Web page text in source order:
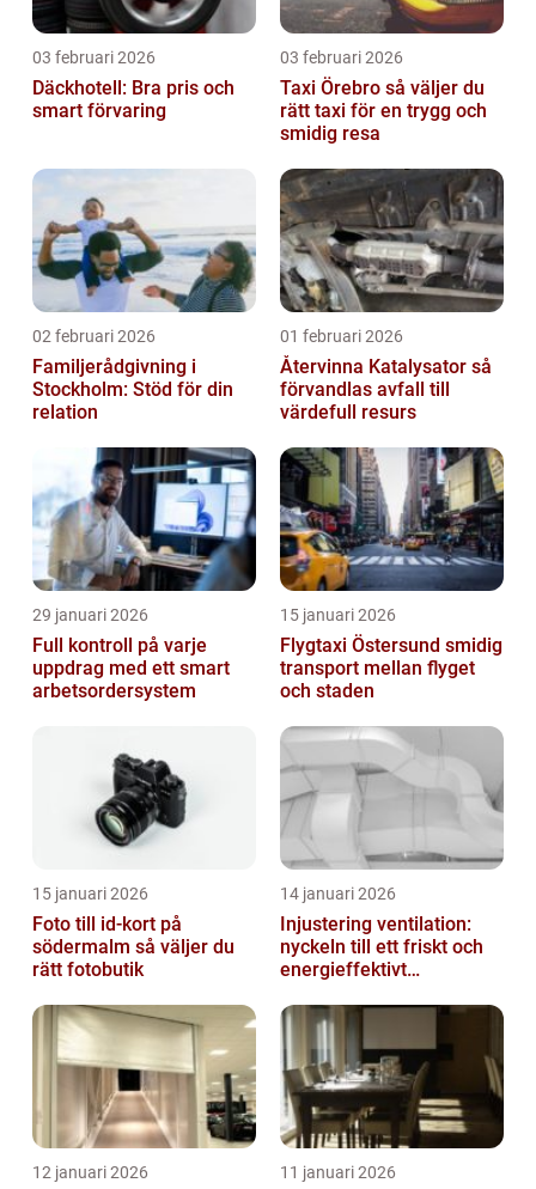
03 februari 2026
Däckhotell: Bra pris och
smart förvaring
03 februari 2026
Taxi Örebro så väljer du
rätt taxi för en trygg och
smidig resa
02 februari 2026
Familjerådgivning i
Stockholm: Stöd för din
relation
01 februari 2026
Återvinna Katalysator så
förvandlas avfall till
värdefull resurs
29 januari 2026
Full kontroll på varje
uppdrag med ett smart
arbetsordersystem
15 januari 2026
Flygtaxi Östersund smidig
transport mellan flyget
och staden
15 januari 2026
Foto till id-kort på
södermalm så väljer du
rätt fotobutik
14 januari 2026
Injustering ventilation:
nyckeln till ett friskt och
energieffektivt
12 januari 2026 11 januari 2026